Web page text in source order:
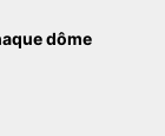
dôme